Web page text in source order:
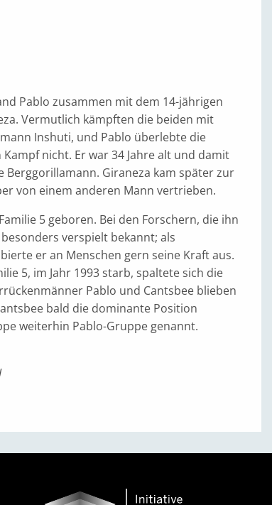
Pablo zusammen mit dem 14-jährigen
Vermutlich kämpften die beiden mit
Inshuti, und Pablo überlebte die
nicht. Er war 34 Jahre alt und damit
Berggorillamann. Giraneza kam später zur
von einem anderen Mann vertrieben.
5 geboren. Bei den Forschern, die ihn
verspielt bekannt; als
er an Menschen gern seine Kraft aus.
5, im Jahr 1993 starb, spaltete sich die
Pablo und Cantsbee blieben
bald die dominante Position
weiterhin Pablo-Gruppe genannt.